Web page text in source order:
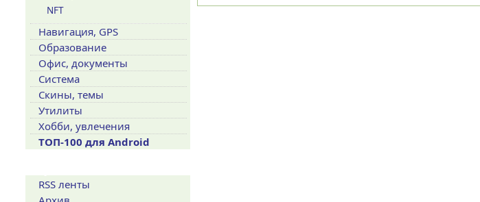
NFT
Навигация, GPS
Образование
Офис, документы
Система
Скины, темы
Утилиты
Хобби, увлечения
ТОП-100 для Android
RSS ленты